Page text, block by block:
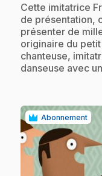
.Cette imitatrice
de présentation,
présenter de
originaire du
chanteuse,
danseuse avec
Abonnement